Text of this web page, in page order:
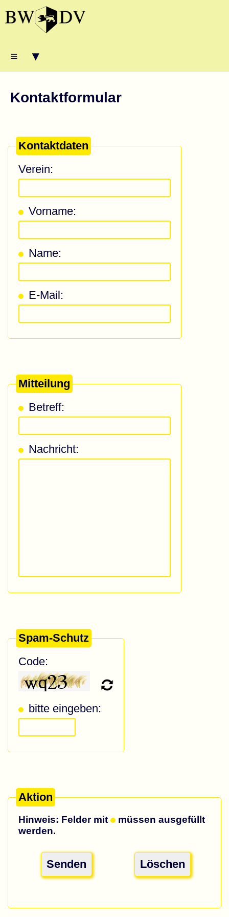
≡ ▾
Kontaktformular
Kontaktdaten
Verein:
Vorname:
Name:
E-Mail:
Mitteilung
Betreff:
Nachricht:
Spam-Schutz
Code:
bitte eingeben:
Aktion
Hinweis: Felder mit
müssen ausgefüllt
werden.
Senden Löschen